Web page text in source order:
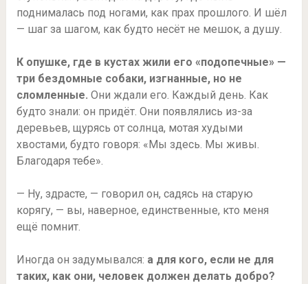
поднималась под ногами, как прах прошлого. И шёл
— шаг за шагом, как будто несёт не мешок, а душу.
К опушке, где в кустах жили его «подопечные» —
три бездомные собаки, изгнанные, но не
сломленные. Они ждали его. Каждый день. Как
будто знали: он придёт. Они появлялись из-за
деревьев, щурясь от солнца, мотая худыми
хвостами, будто говоря: «Мы здесь. Мы живы.
Благодаря тебе».
— Ну, здрасте, — говорил он, садясь на старую
корягу, — вы, наверное, единственные, кто меня
ещё помнит.
Иногда он задумывался: а для кого, если не для
таких, как они, человек должен делать добро?